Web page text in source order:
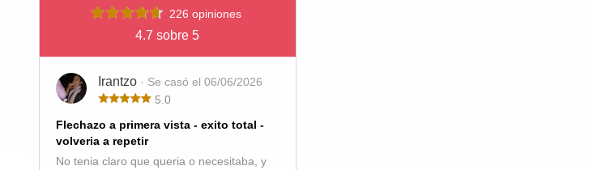
226 opiniones
4.7 sobre 5
Irantzo · Se casó el 06/06/2026
5.0
Flechazo a primera vista - exito total -
volveria a repetir
No tenia claro que queria o necesitaba, y